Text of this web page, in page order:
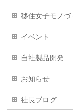
移住女子モノ
イベント
自社製品開発
お知らせ
社長ブログ